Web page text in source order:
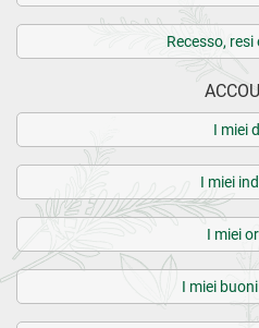
Recesso,
I miei
I miei
I miei
I miei